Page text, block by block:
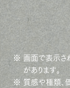
※ 画面で表示さ
があります。
※ 質感や種類、